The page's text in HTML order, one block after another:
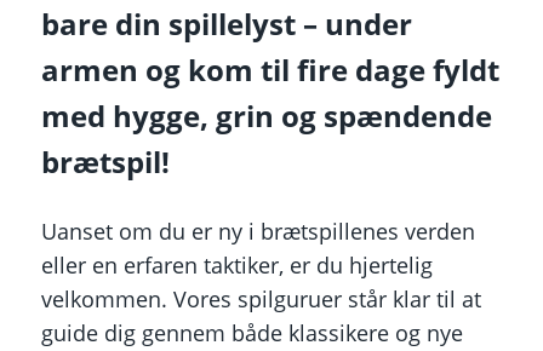
bare din spillelyst – under
armen og kom til fire dage fyldt
med hygge, grin og spændende
brætspil!
Uanset om du er ny i brætspillenes verden
eller en erfaren taktiker, er du hjertelig
velkommen. Vores spilguruer står klar til at
guide dig gennem både klassikere og nye